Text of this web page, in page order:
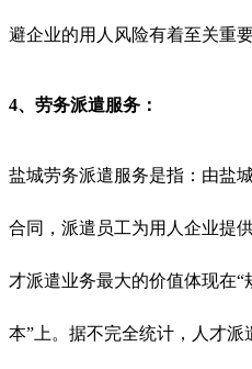
避企业的用人风险有着至关重要
4、劳务派遣服务：
盐城劳务派遣服务是指：由盐
合同，派遣员工为用人企业提
才派遣业务最大的价值体现在“
本”上。据不完全统计，人才派